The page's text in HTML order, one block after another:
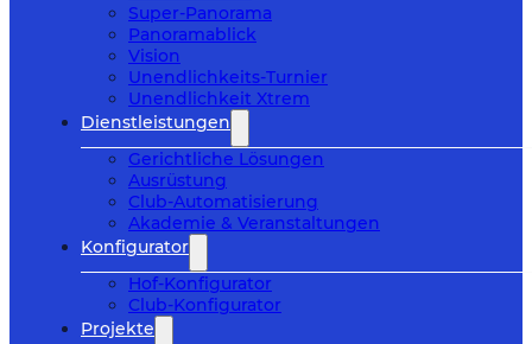
Super-Panorama
Panoramablick
Vision
Unendlichkeits-Turnier
Unendlichkeit Xtrem
Dienstleistungen
Gerichtliche Lösungen
Ausrüstung
Club-Automatisierung
Akademie & Veranstaltungen
Konfigurator
Hof-Konfigurator
Club-Konfigurator
Projekte